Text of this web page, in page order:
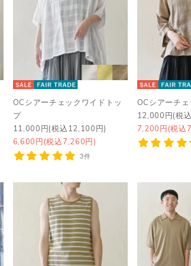
OCシアーチェックワイドトッ
プ
11,000円(税込12,100円)
6,600円(税込7,260円)
3件
OCシアーチ
12,000円(税
7,200円(税込